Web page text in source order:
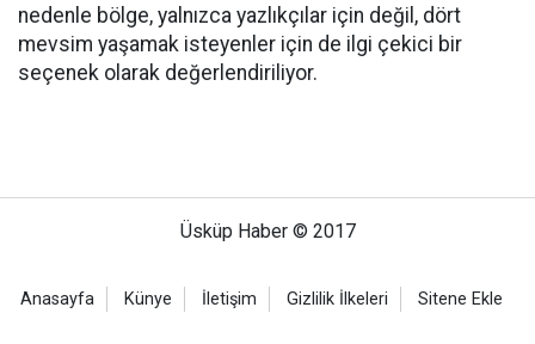
nedenle bölge, yalnızca yazlıkçılar için değil, dört
mevsim yaşamak isteyenler için de ilgi çekici bir
seçenek olarak değerlendiriliyor.
Üsküp Haber © 2017
Anasayfa Künye İletişim Gizlilik İlkeleri Sitene Ekle